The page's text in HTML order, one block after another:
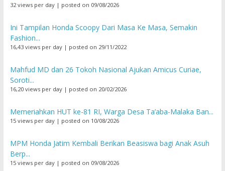
32 views per day| posted on 09/08/2026
Ini Tampilan Honda Scoopy Dari Masa Ke Masa, Semakin
Fashion...
16,43 views per day| posted on 29/11/2022
Mahfud MD dan 26 Tokoh Nasional Ajukan Amicus Curiae,
Soroti...
16,20 views per day| posted on 20/02/2026
Memeriahkan HUT ke-81 RI, Warga Desa Ta’aba-Malaka Ban...
15 views per day| posted on 10/08/2026
MPM Honda Jatim Kembali Berikan Beasiswa bagi Anak Asuh
Berp...
15 views per day| posted on 09/08/2026